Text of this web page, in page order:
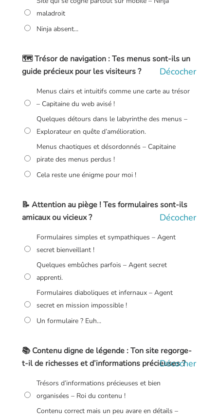
maladroit
Ninja absent...
🗺️ Trésor de navigation : Tes menus sont-ils un
guide précieux pour les visiteurs ?
Décocher
Menus clairs et intuitifs comme une carte au trésor
– Capitaine du web avisé !
Quelques détours dans le labyrinthe des menus –
Explorateur en quête d’amélioration.
Menus chaotiques et désordonnés – Capitaine
pirate des menus perdus !
Cela reste une énigme pour moi !
📝 Attention au piège ! Tes formulaires sont-ils
amicaux ou vicieux ?
Décocher
Formulaires simples et sympathiques – Agent
secret bienveillant !
Quelques embûches parfois – Agent secret
apprenti.
Formulaires diaboliques et infernaux – Agent
secret en mission impossible !
Un formulaire ? Euh...
📚 Contenu digne de légende : Ton site regorge-
t-il de richesses et d’informations précieuses ?
Décocher
Trésors d’informations précieuses et bien
organisées – Roi du contenu !
Contenu correct mais un peu avare en détails –